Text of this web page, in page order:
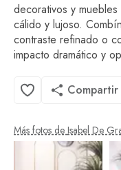
decorativos y
cálido y lujoso.
contraste refinado o
impacto dramático y
Compartir
Más fotos deIsabel De